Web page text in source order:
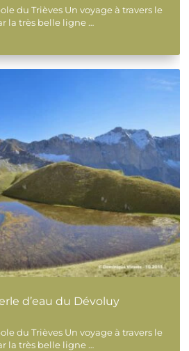
même si la météo
Belles randos en
top, comme toujours, le tout
agréable ! Une semaine qui
ce sympathique retour.
problème de genou va vite
la note client
le 22-02-2026
: UNE MONTAGNE
du Trièves Un voyage à travers le
la très belle ligne …
d’eau du Dévoluy
du Trièves Un voyage à travers le
la très belle ligne …